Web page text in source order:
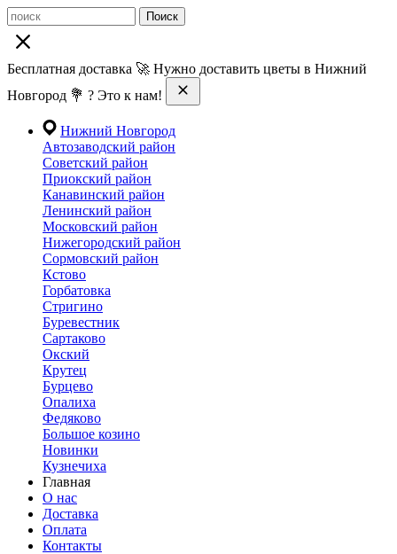
Поиск
Бесплатная доставка 🚀 Нужно доставить цветы в Нижний
Новгород 💐 ? Это к нам!
Нижний Новгород
Автозаводский район
Советский район
Приокский район
Канавинский район
Ленинский район
Московский район
Нижегородский район
Сормовский район
Кстово
Горбатовка
Стригино
Буревестник
Сартаково
Окский
Крутец
Бурцево
Опалиха
Федяково
Большое козино
Новинки
Кузнечиха
Главная
О нас
Доставка
Оплата
Контакты